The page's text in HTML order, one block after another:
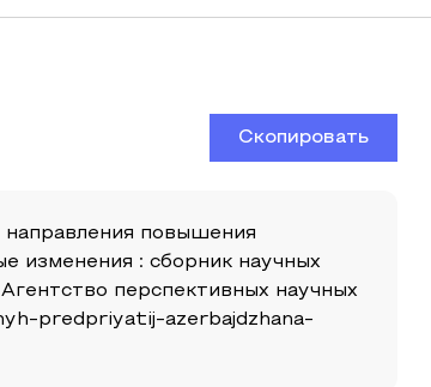
Скопировать
повышения
изменения : сборник научных
перспективных научных
predpriyatij-azerbajdzhana-